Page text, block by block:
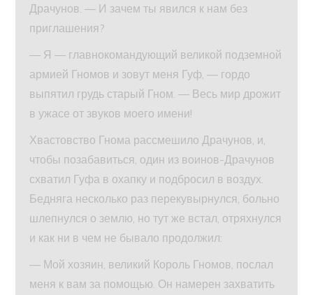
Драчунов. — И зачем ты явился к нам без
приглашения?
— Я — главнокомандующий великой подземной
армией Гномов и зовут меня Гуф, — гордо
выпятил грудь старый Гном. — Весь мир дрожит
в ужасе от звуков моего имени!
Хвастовство Гнома рассмешило Драчунов, и,
чтобы позабавиться, один из воинов-Драчунов
схватил Гуфа в охапку и подбросил в воздух.
Бедняга несколько раз перекувырнулся, больно
шлепнулся о землю, но тут же встал, отряхнулся
и как ни в чем не бывало продолжил:
— Мой хозяин, великий Король Гномов, послал
меня к вам за помощью. Он намерен захватить